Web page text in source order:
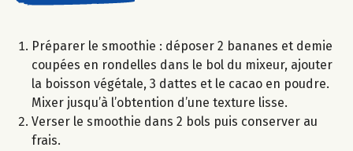
Préparer le smoothie : déposer 2 bananes et demie
coupées en rondelles dans le bol du mixeur, ajouter
la boisson végétale, 3 dattes et le cacao en poudre.
Mixer jusqu’à l’obtention d’une texture lisse.
Verser le smoothie dans 2 bols puis conserver au
frais.